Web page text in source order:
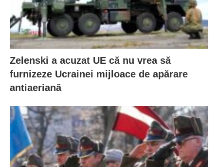
Zelenski a acuzat UE că nu vrea să
furnizeze Ucrainei mijloace de apărare
antiaeriană